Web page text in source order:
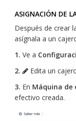
ASIGNACIÓN DE
Después de crear
asígnala a un
1. Ve a
2.
Edita un
3. En Máquina de
efectivo creada.